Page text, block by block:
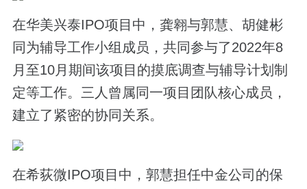
在华美兴泰IPO项目中，龚翱与郭慧、胡健彬
同为辅导工作小组成员，共同参与了2022年8
月至10月期间该项目的摸底调查与辅导计划制
定等工作。三人曾属同一项目团队核心成员，
建立了紧密的协同关系。
在希荻微IPO项目中，郭慧担任中金公司的保